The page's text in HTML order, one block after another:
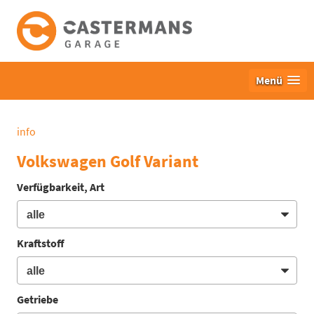
Menü
info
Volkswagen Golf Variant
Verfügbarkeit, Art
Kraftstoff
Getriebe